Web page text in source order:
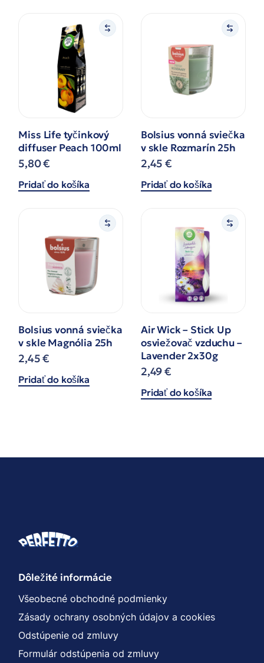
Miss Life tyčinkový
diffuser Peach 100ml
5,80€
Pridať do košíka
Bolsius vonná sviečka
v skle Rozmarín 25h
2,45€
Pridať do košíka
Bolsius vonná sviečka
v skle Magnólia 25h
2,45€
Pridať do košíka
Air Wick – Stick Up
osviežovač vzduchu –
Lavender 2x30g
2,49€
Pridať do košíka
Dôležité informácie
Všeobecné obchodné podmienky
Zásady ochrany osobných údajov a cookies
Odstúpenie od zmluvy
Formulár odstúpenia od zmluvy